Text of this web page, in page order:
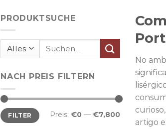
PRODUKTSUCHE
Suchen
NACH PREIS FILTERN
Min.
Preis
Max.
PreisFILTER Preis: €0 — €7,800
No
artigo